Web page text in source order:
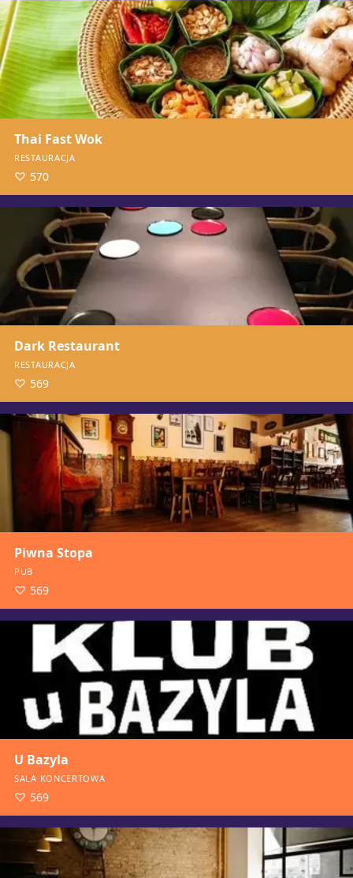
Thai Fast Wok
RESTAURACJA
570
Dark Restaurant
RESTAURACJA
569
Piwna Stopa
PUB
569
U Bazyla
SALA KONCERTOWA
569